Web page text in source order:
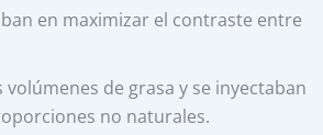
en maximizar el contraste entre
volúmenes de grasa y se inyectaban
no naturales.